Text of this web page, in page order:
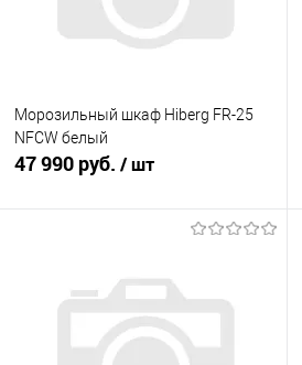
Морозильный шкаф Hiberg FR-25
NFCW белый
47 990 руб. / шт
Купить в 1 клик
К сравнению
В избранное
В наличии